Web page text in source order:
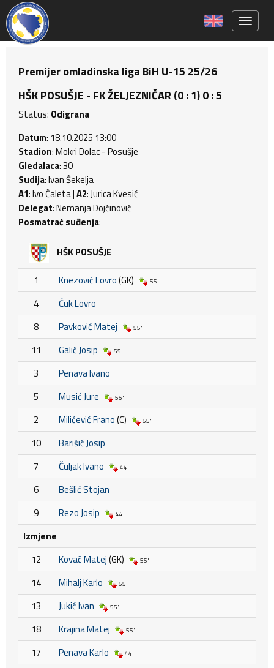
Premijer omladinska liga BiH U-15 25/26
HŠK POSUŠJE - FK ŽELJEZNIČAR (0 : 1) 0 : 5
Status: Odigrana
Datum: 18.10.2025 13:00
Stadion: Mokri Dolac - Posušje
Gledalaca: 30
Sudija: Ivan Šekelja
A1: Ivo Ćaleta |A2: Jurica Kvesić
Delegat: Nemanja Dojčinović
Posmatrač suđenja:
HŠK POSUŠJE
1 Knezović Lovro(GK) 55'
4
Ćuk Lovro
8
Pavković Matej 55'
11 Galić Josip 55'
3
Penava Ivano
5
Musić Jure 55'
2 Milićević Frano(C) 55'
10
Barišić Josip
7
Čuljak Ivano 44'
6
Bešlić Stojan
9
Rezo Josip 44'
Izmjene
12
Kovač Matej(GK) 55'
14 Mihalj Karlo 55'
13 Jukić Ivan 55'
18 Krajina Matej 55'
17 Penava Karlo 44'